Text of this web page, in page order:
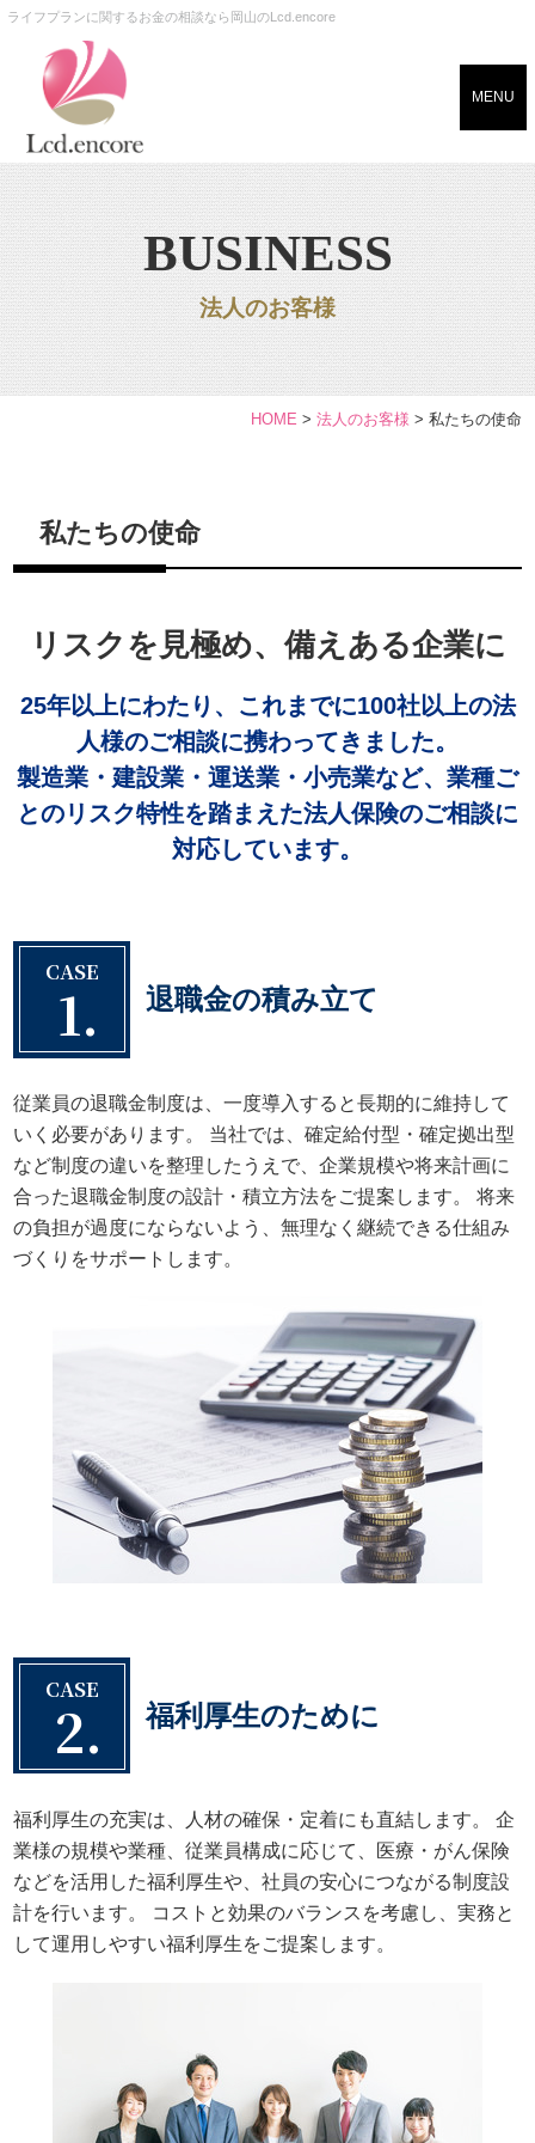
ライフプランに関するお金の相談なら岡山のLcd.encore
MENU
BUSINESS
法人のお客様
HOME > 法人のお客様 > 私たちの使命
私たちの使命
リスクを見極め、備えある企業に
25年以上にわたり、これまでに100社以上の法
人様のご相談に携わってきました。
製造業・建設業・運送業・小売業など、業種ご
とのリスク特性を踏まえた法人保険のご相談に
対応しています。
CASE
1. 退職金の積み立て
従業員の退職金制度は、一度導入すると長期的に維持して
いく必要があります。 当社では、確定給付型・確定拠出型
など制度の違いを整理したうえで、企業規模や将来計画に
合った退職金制度の設計・積立方法をご提案します。 将来
の負担が過度にならないよう、無理なく継続できる仕組み
づくりをサポートします。
CASE
2. 福利厚生のために
福利厚生の充実は、人材の確保・定着にも直結します。 企
業様の規模や業種、従業員構成に応じて、医療・がん保険
などを活用した福利厚生や、社員の安心につながる制度設
計を行います。 コストと効果のバランスを考慮し、実務と
して運用しやすい福利厚生をご提案します。